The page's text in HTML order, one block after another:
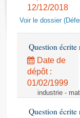
Rapports
Dossiers législatifs
Budget et
Questions
Comptes rendus
12/12/2018
Voir le dossier
Question
Date de
dépôt :
01/02/1999
industrie -
Question